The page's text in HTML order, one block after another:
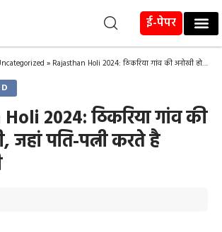
ई-पेपर
» Rajasthan Holi 2024: ठिकरिया गांव की अनोखी होली, जहां पति-पत्नी करते है दोबारा शादी
2024: ठिकरिया गांव की
जहां पति-पत्नी करते है